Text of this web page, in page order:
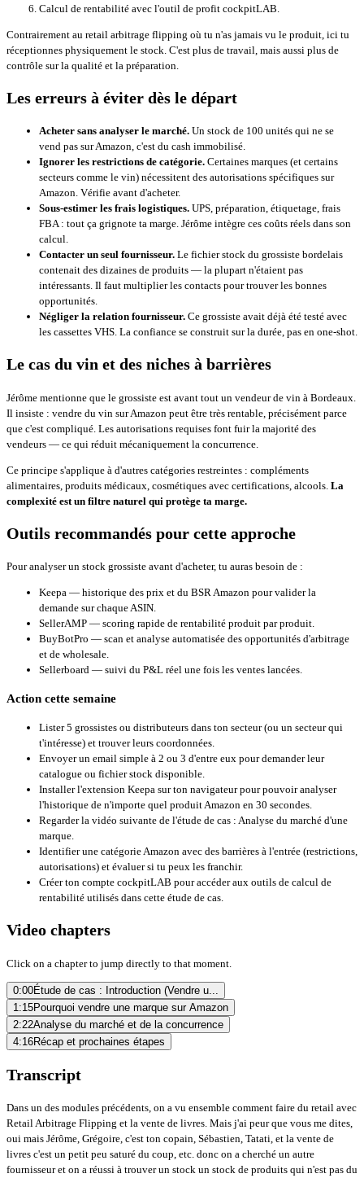
Calcul de rentabilité avec l'outil de profit cockpitLAB.
Contrairement au retail arbitrage flipping où tu n'as jamais vu le produit, ici tu
réceptionnes physiquement le stock. C'est plus de travail, mais aussi plus de
contrôle sur la qualité et la préparation.
Les erreurs à éviter dès le départ
Acheter sans analyser le marché. Un stock de 100 unités qui ne se
vend pas sur Amazon, c'est du cash immobilisé.
Ignorer les restrictions de catégorie. Certaines marques (et certains
secteurs comme le vin) nécessitent des autorisations spécifiques sur
Amazon. Vérifie avant d'acheter.
Sous-estimer les frais logistiques. UPS, préparation, étiquetage, frais
FBA : tout ça grignote ta marge. Jérôme intègre ces coûts réels dans son
calcul.
Contacter un seul fournisseur. Le fichier stock du grossiste bordelais
contenait des dizaines de produits — la plupart n'étaient pas
intéressants. Il faut multiplier les contacts pour trouver les bonnes
opportunités.
Négliger la relation fournisseur. Ce grossiste avait déjà été testé avec
les cassettes VHS. La confiance se construit sur la durée, pas en one-shot.
Le cas du vin et des niches à barrières
Jérôme mentionne que le grossiste est avant tout un vendeur de vin à Bordeaux.
Il insiste : vendre du vin sur Amazon peut être très rentable, précisément parce
que c'est compliqué. Les autorisations requises font fuir la majorité des
vendeurs — ce qui réduit mécaniquement la concurrence.
Ce principe s'applique à d'autres catégories restreintes : compléments
alimentaires, produits médicaux, cosmétiques avec certifications, alcools. La
complexité est un filtre naturel qui protège ta marge.
Outils recommandés pour cette approche
Pour analyser un stock grossiste avant d'acheter, tu auras besoin de :
Keepa — historique des prix et du BSR Amazon pour valider la
demande sur chaque ASIN.
SellerAMP — scoring rapide de rentabilité produit par produit.
BuyBotPro — scan et analyse automatisée des opportunités d'arbitrage
et de wholesale.
Sellerboard — suivi du P&L réel une fois les ventes lancées.
Action cette semaine
Lister 5 grossistes ou distributeurs dans ton secteur (ou un secteur qui
t'intéresse) et trouver leurs coordonnées.
Envoyer un email simple à 2 ou 3 d'entre eux pour demander leur
catalogue ou fichier stock disponible.
Installer l'extension Keepa sur ton navigateur pour pouvoir analyser
l'historique de n'importe quel produit Amazon en 30 secondes.
Regarder la vidéo suivante de l'étude de cas : Analyse du marché d'une
marque.
Identifier une catégorie Amazon avec des barrières à l'entrée (restrictions,
autorisations) et évaluer si tu peux les franchir.
Créer ton compte cockpitLAB pour accéder aux outils de calcul de
rentabilité utilisés dans cette étude de cas.
Video chapters
Click on a chapter to jump directly to that moment.
0:00Étude de cas : Introduction (Vendre u...
1:15Pourquoi vendre une marque sur Amazon
2:22Analyse du marché et de la concurrence
4:16Récap et prochaines étapes
Transcript
Dans un des modules précédents, on a vu ensemble comment faire du retail avec
Retail Arbitrage Flipping et la vente de livres. Mais j'ai peur que vous me dites,
oui mais Jérôme, Grégoire, c'est ton copain, Sébastien, Tatati, et la vente de
livres c'est un petit peu saturé du coup, etc. donc on a cherché un autre
fournisseur et on a réussi à trouver un stock un stock de produits qui n'est pas du